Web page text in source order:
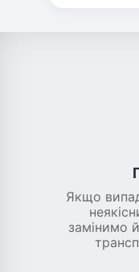
Якщо
замінимо